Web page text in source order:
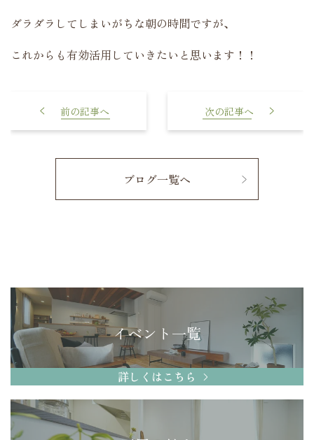
ダラダラしてしまいがちな朝の時間ですが、
これからも有効活用していきたいと思います！！
ブログ一覧へ
イベント一覧
詳しくはこちら